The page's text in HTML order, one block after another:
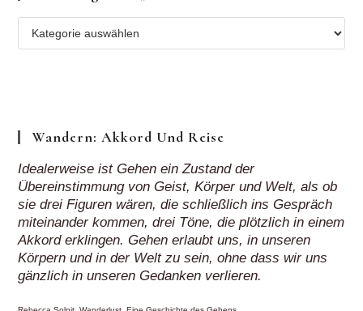
Regionen
Wandern: Akkord Und Reise
Idealerweise ist Gehen ein Zustand der
Übereinstimmung von Geist, Körper und Welt, als ob
sie drei Figuren wären, die schließlich ins Gespräch
miteinander kommen, drei Töne, die plötzlich in einem
Akkord erklingen. Gehen erlaubt uns, in unseren
Körpern und in der Welt zu sein, ohne dass wir uns
gänzlich in unseren Gedanken verlieren.